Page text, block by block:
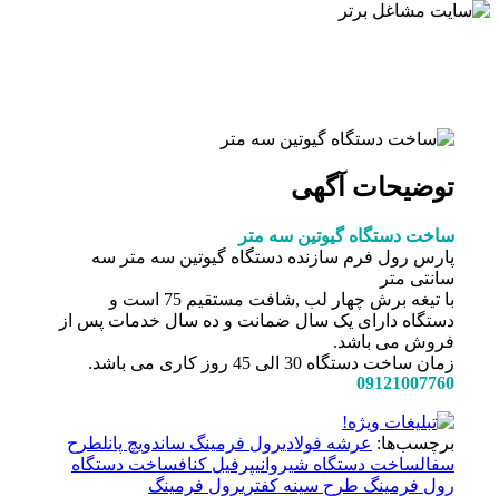
توضیحات آگهی
ساخت دستگاه گیوتین سه متر
پارس رول فرم سازنده دستگاه گیوتین سه متر سه
سانتی متر
با تیغه برش چهار لب ,شافت مستقیم 75 است و
دستگاه دارای یک سال ضمانت و ده سال خدمات پس از
فروش می باشد.
زمان ساخت دستگاه 30 الی 45 روز کاری می باشد.
09121007760
برچسب‌ها:عرشه فولادی رول فرمینگ ساندویچ پانلطرح
ساخت دستگاه شیروانیپرفیل کناف ساخت دستگاه
رول فرمینگ طرح سینه کفتری رول فرمینگ